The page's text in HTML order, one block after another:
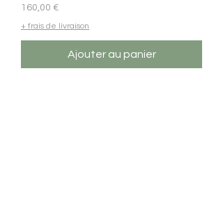
Prix
160,00 €
+ frais de livraison
Ajouter au panier